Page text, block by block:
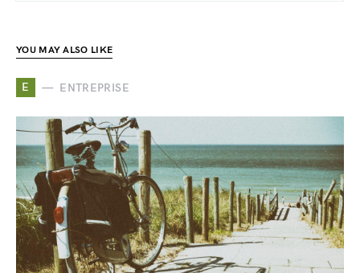
YOU MAY ALSO LIKE
E ENTREPRISE